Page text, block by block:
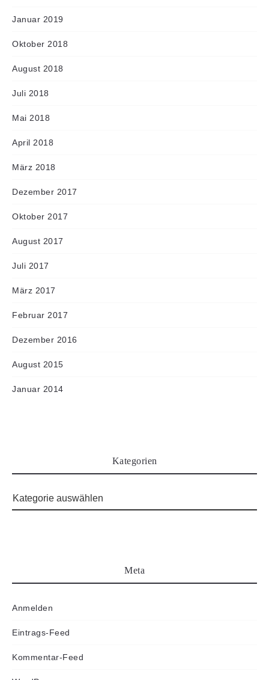
Januar 2019
Oktober 2018
August 2018
Juli 2018
Mai 2018
April 2018
März 2018
Dezember 2017
Oktober 2017
August 2017
Juli 2017
März 2017
Februar 2017
Dezember 2016
August 2015
Januar 2014
Kategorien
Meta
Anmelden
Eintrags-Feed
Kommentar-Feed